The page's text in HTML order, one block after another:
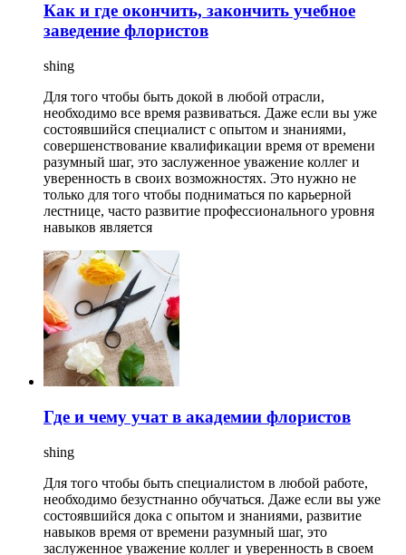
Как и где окончить, закончить учебное
заведение флористов
shing
Для того чтобы быть докой в любой отрасли,
необходимо все время развиваться. Даже если вы уже
состоявшийся специалист с опытом и знаниями,
совершенствование квалификации время от времени
разумный шаг, это заслуженное уважение коллег и
уверенность в своих возможностях. Это нужно не
только для того чтобы подниматься по карьерной
лестнице, часто развитие профессионального уровня
навыков является
Где и чему учат в академии флористов
shing
Для того чтобы быть специалистом в любой работе,
необходимо безустнанно обучаться. Даже если вы уже
состоявшийся дока с опытом и знаниями, развитие
навыков время от времени разумный шаг, это
заслуженное уважение коллег и уверенность в своем